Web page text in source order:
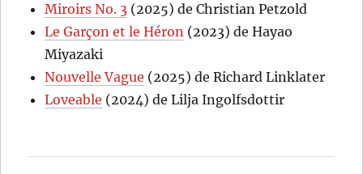
Miroirs No. 3 (2025) de Christian Petzold
Le Garçon et le Héron (2023) de Hayao
Miyazaki
Nouvelle Vague (2025) de Richard Linklater
Loveable (2024) de Lilja Ingolfsdottir